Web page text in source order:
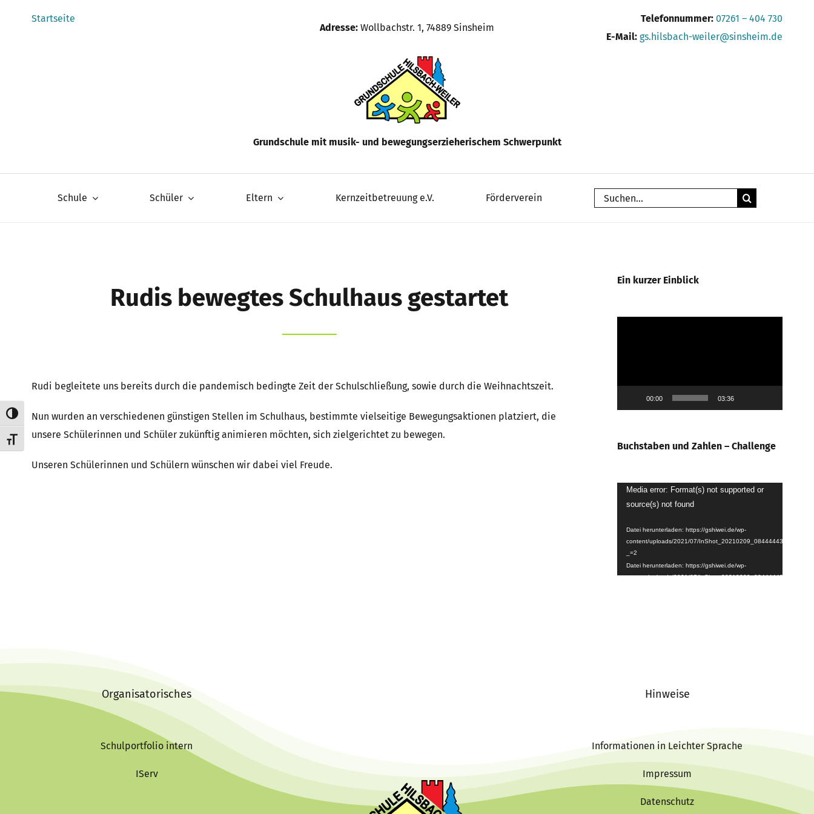
Umschalten auf hohe Kontraste
Schrift vergrößern
Startseite
Adresse:Wollbachstr. 1, 74889 Sinsheim
Telefonnummer: 07261 – 404 730
E-Mail:gs.hilsbach-weiler@sinsheim.de
Grundschule mit musik- und bewegungserzieherischem Schwerpunkt
Schule Schüler Eltern Kernzeitbetreuung e.V. Förderverein
Suche
Rudis bewegtes Schulhaus gestartet
Rudi begleitete uns bereits durch die pandemisch bedingte Zeit der Schulschließung, sowie durch die Weihnachtszeit.
Nun wurden an verschiedenen günstigen Stellen im Schulhaus, bestimmte vielseitige Bewegungsaktionen platziert, die
unsere Schülerinnen und Schüler zukünftig animieren möchten, sich zielgerichtet zu bewegen.
Unseren Schülerinnen und Schülern wünschen wir dabei viel Freude.
Ein kurzer Einblick
00:00 03:36
Buchstaben und Zahlen – Challenge
Video-
Player
Media error: Format(s) not supported or
source(s) not found
Datei herunterladen: https://gshiwei.de/wp-
content/uploads/2021/07/InShot_20210209_084444439.mp4?
_=2
Datei herunterladen: https://gshiwei.de/wp-
content/uploads/2021/07/InShot_20210209_084444439.mp4?
Organisatorisches
Schulportfolio intern
IServ
Hinweise
Informationen in Leichter Sprache
Impressum
Datenschutz